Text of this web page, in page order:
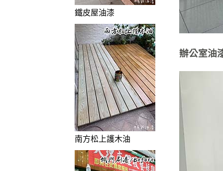
鐵皮屋油漆
南方松上護木油
辦公室油